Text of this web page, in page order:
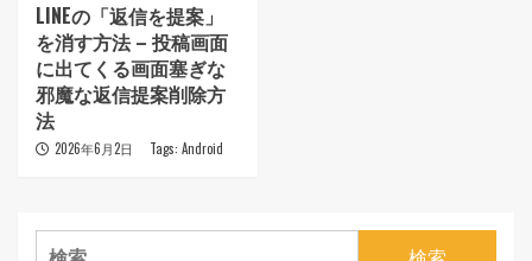
LINEの「返信を提案」
を消す方法 – 投稿画面
に出てくる画面塞ぎな
邪魔な返信提案削除方
法
2026年6月2日 Tags: Android
検